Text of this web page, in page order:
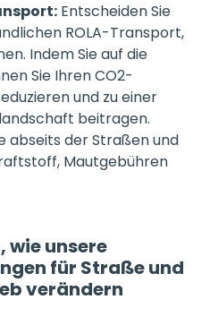
Entscheiden Sie
ROLA-Transport,
Indem Sie auf die
Sie Ihren CO2-
und zu einer
beitragen.
abseits der Straßen und
Mautgebühren
wie unsere
für Straße und
verändern